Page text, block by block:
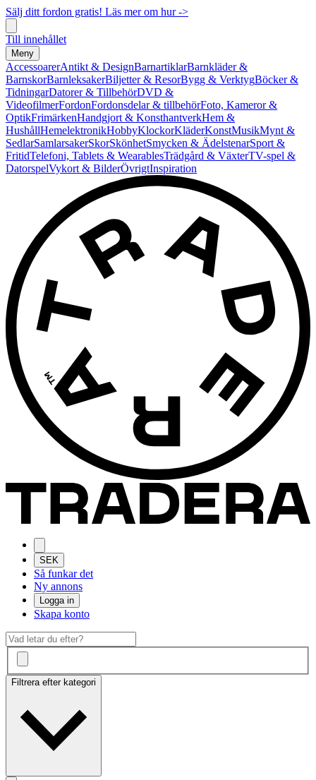
Sälj ditt fordon gratis! Läs mer om hur ->
Till innehållet
Meny
AccessoarerAntikt & DesignBarnartiklarBarnkläder &
BarnskorBarnleksakerBiljetter & ResorBygg & VerktygBöcker &
TidningarDatorer & TillbehörDVD &
VideofilmerFordonFordonsdelar & tillbehörFoto, Kameror &
OptikFrimärkenHandgjort & KonsthantverkHem &
HushållHemelektronikHobbyKlockorKläderKonstMusikMynt &
SedlarSamlarsakerSkorSkönhetSmycken & ÄdelstenarSport &
FritidTelefoni, Tablets & WearablesTrädgård & VäxterTV-spel &
DatorspelVykort & BilderÖvrigtInspiration
SEK
Så funkar det
Ny annons
Logga in
Skapa konto
Filtrera efter kategori